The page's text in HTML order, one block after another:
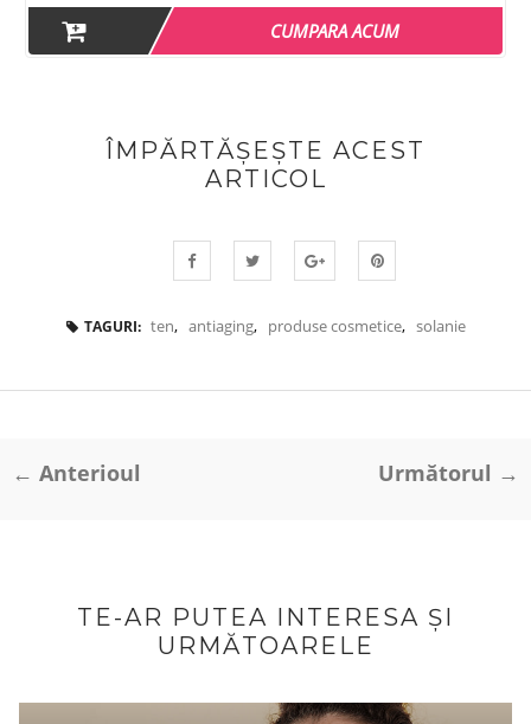
CUMPARA ACUM
ÎMPĂRTĂȘEȘTE ACEST
ARTICOL
TAGURI: ten, antiaging, produse cosmetice, solanie
← Anterioul Următorul →
TE-AR PUTEA INTERESA ȘI
URMĂTOARELE